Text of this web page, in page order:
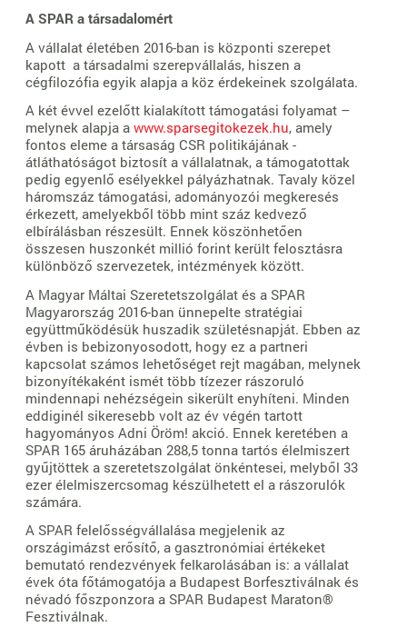
A SPAR a társadalomért
A vállalat életében 2016-ban is központi szerepet
kapott a társadalmi szerepvállalás, hiszen a
cégfilozófia egyik alapja a köz érdekeinek szolgálata.
A két évvel ezelőtt kialakított támogatási folyamat –
melynek alapja a www.sparsegitokezek.hu, amely
fontos eleme a társaság CSR politikájának -
átláthatóságot biztosít a vállalatnak, a támogatottak
pedig egyenlő esélyekkel pályázhatnak. Tavaly közel
háromszáz támogatási, adományozói megkeresés
érkezett, amelyekből több mint száz kedvező
elbírálásban részesült. Ennek köszönhetően
összesen huszonkét millió forint került felosztásra
különböző szervezetek, intézmények között.
A Magyar Máltai Szeretetszolgálat és a SPAR
Magyarország 2016-ban ünnepelte stratégiai
együttműködésük huszadik születésnapját. Ebben az
évben is bebizonyosodott, hogy ez a partneri
kapcsolat számos lehetőséget rejt magában, melynek
bizonyítékaként ismét több tízezer rászoruló
mindennapi nehézségein sikerült enyhíteni. Minden
eddiginél sikeresebb volt az év végén tartott
hagyományos Adni Öröm! akció. Ennek keretében a
SPAR 165 áruházában 288,5 tonna tartós élelmiszert
gyűjtöttek a szeretetszolgálat önkéntesei, melyből 33
ezer élelmiszercsomag készülhetett el a rászorulók
számára.
A SPAR felelősségvállalása megjelenik az
országimázst erősítő, a gasztronómiai értékeket
bemutató rendezvények felkarolásában is: a vállalat
évek óta főtámogatója a Budapest Borfesztiválnak és
névadó főszponzora a SPAR Budapest Maraton®
Fesztiválnak.